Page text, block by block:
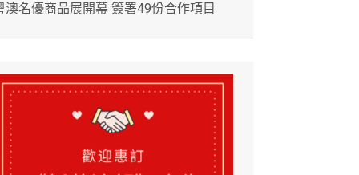
澳名優商品展開幕 簽署49份合作項目